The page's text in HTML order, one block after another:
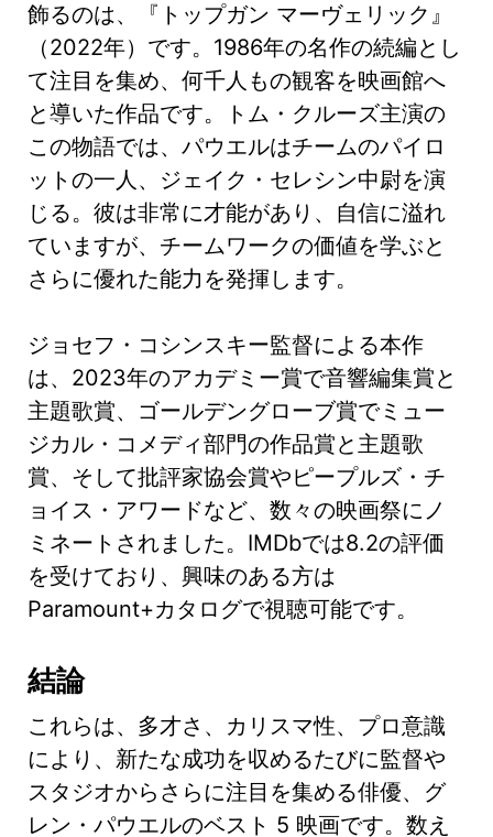
飾るのは、『トップガン マーヴェリック』
（2022年）です。1986年の名作の続編とし
て注目を集め、何千人もの観客を映画館へ
と導いた作品です。トム・クルーズ主演の
この物語では、パウエルはチームのパイロ
ットの一人、ジェイク・セレシン中尉を演
じる。彼は非常に才能があり、自信に溢れ
ていますが、チームワークの価値を学ぶと
さらに優れた能力を発揮します。
ジョセフ・コシンスキー監督による本作
は、2023年のアカデミー賞で音響編集賞と
主題歌賞、ゴールデングローブ賞でミュー
ジカル・コメディ部門の作品賞と主題歌
賞、そして批評家協会賞やピープルズ・チ
ョイス・アワードなど、数々の映画祭にノ
ミネートされました。IMDbでは8.2の評価
を受けており、興味のある方は
Paramount+カタログで視聴可能です。
結論
これらは、多才さ、カリスマ性、プロ意識
により、新たな成功を収めるたびに監督や
スタジオからさらに注目を集める俳優、グ
レン・パウエルのベスト 5 映画です。数え